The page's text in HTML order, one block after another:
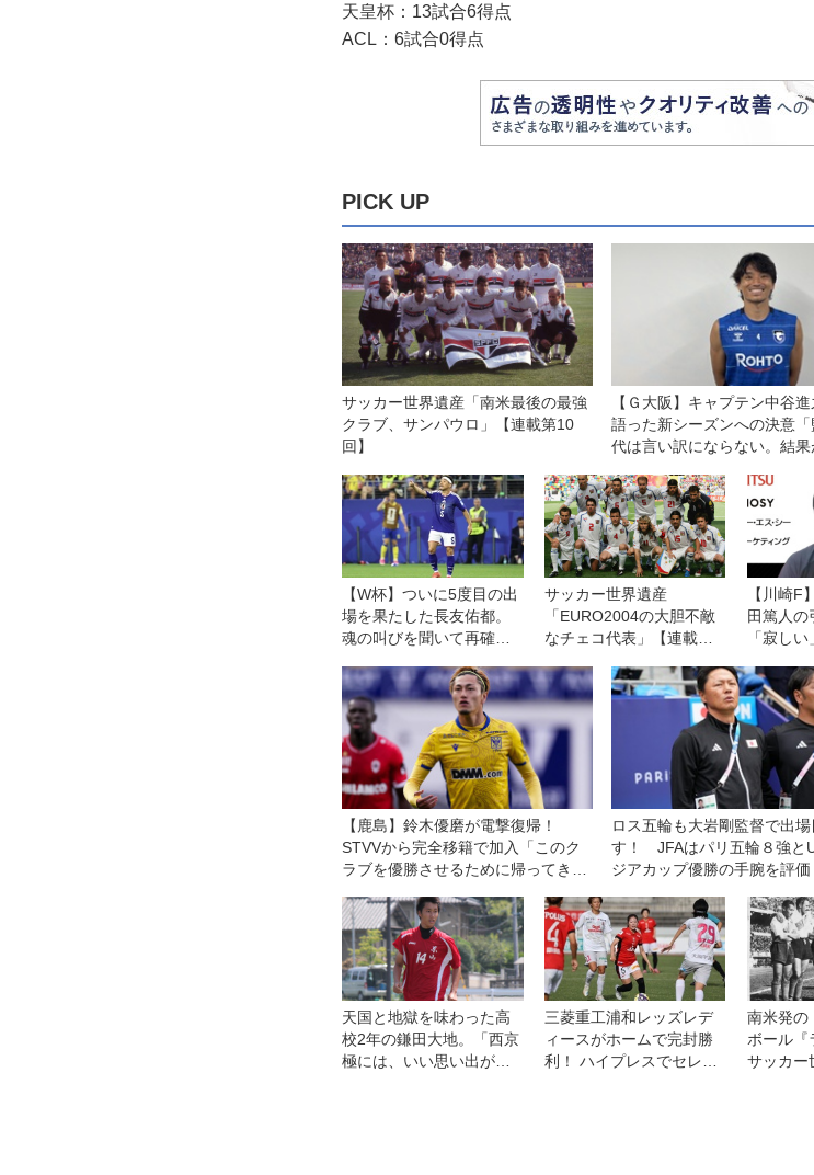
天皇杯：13試合6得点
ACL：6試合0得点
PICK UP
サッカー世界遺産「南米最後の最強
クラブ、サンパウロ」【連載第10
回】
【Ｇ大阪】キャプテン中谷
語った新シーズンへの決意
代は言い訳にならない。結果
回ってくる」
【W杯】ついに5度目の出
場を果たした長友佑都。
魂の叫びを聞いて再確認
と思って鼓舞してきたけ
ど、その気持ちは彼らに
響いていた」
サッカー世界遺産
「EURO2004の大胆不敵
なチェコ代表」【連載第8
【川崎F
田篤人の
「寂しい」
【鹿島】鈴木優磨が電撃復帰！
STVVから完全移籍で加入「このク
ラブを優勝させるために帰ってきま
ロス五輪も大岩剛監督で出場
す！ JFAはパリ五輪８強と
ジアカップ優勝の手腕を評価
天国と地獄を味わった高
校2年の鎌田大地。「西京
極には、いい思い出がま
三菱重工浦和レッズレデ
ィースがホームで完封勝
利！ ハイプレスでセレッ
南米発の
ボール
サッカー